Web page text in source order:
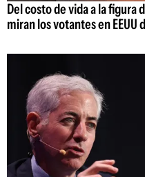
Del costo de vida a la figura
miran los votantes en EEUU